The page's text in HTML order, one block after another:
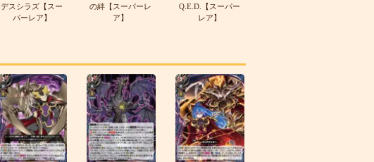
デスシラズ【スー
パーレア】
の絆【スーパーレ
ア】
Q.E.D.【スーパー
レア】